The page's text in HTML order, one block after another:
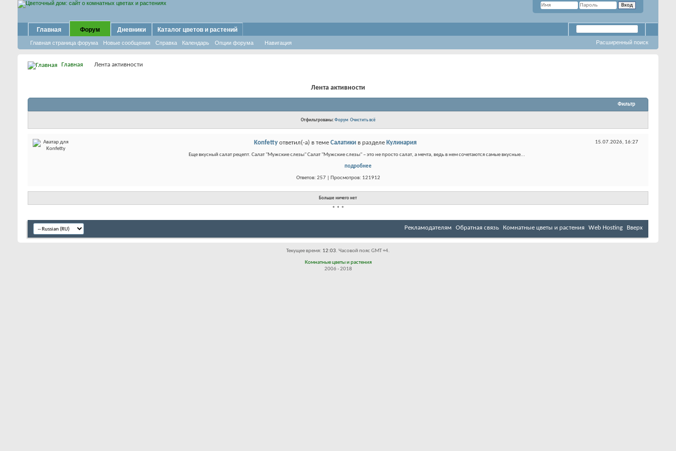
Главная Форум
Главная страница форума Новые сообщения Справка Календарь Опции форума Навигация
Дневники Каталог цветов и растений
Расширенный поиск
Главная Лента активности
Лента активности
Фильтр
Отфильтрованы: Форум Очистить всё
15.07.2026, 16:27
Konfetty ответил(-а) в теме Салатики в разделе Кулинария
Еще вкусный салат рецепт. Салат "Мужские слезы" Салат "Мужские слезы" – это не просто салат, а мечта, ведь в нем сочетаются самые вкусные...
подробнее
Ответов: 257 | Просмотров: 121912
Больше ничего нет
* * *
Рекламодателям Обратная связь Комнатные цветы и растения Web Hosting Вверх
Текущее время: 12:03. Часовой пояс GMT +4.
Комнатные цветы и растения
2006 - 2018